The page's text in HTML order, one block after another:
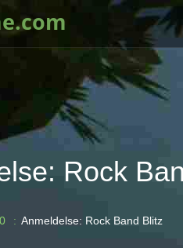
Rock
Anmeldelse: Rock Band Blitz